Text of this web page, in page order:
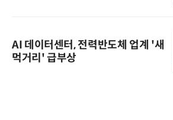
AI 데이터센터, 전력반도체 업계 '새
먹거리' 급부상